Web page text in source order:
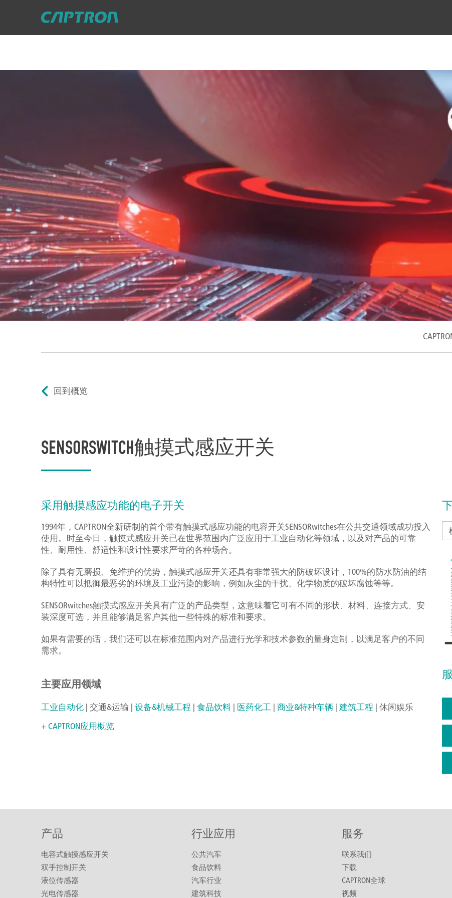
回到概览
SENSORSWITCH触摸式感应开关
采用触摸感应功能的电子开关
1994年，CAPTRON全新研制的首个带有触摸式感应功能的电容开关SENSORwitches在公共交通领域成功投入
使用。时至今日，触摸式感应开关已在世界范围内广泛应用于工业自动化等领域，以及对产品的可靠
性、耐用性、舒适性和设计性要求严苛的各种场合。
除了具有无磨损、免维护的优势，触摸式感应开关还具有非常强大的防破坏设计，100%的防水防油的结
构特性可以抵御最恶劣的环境及工业污染的影响，例如灰尘的干扰、化学物质的破坏腐蚀等等。
SENSORwitches触摸式感应开关具有广泛的产品类型，这意味着它可有不同的形状、材料、连接方式、安
装深度可选，并且能够满足客户其他一些特殊的标准和要求。
如果有需要的话，我们还可以在标准范围内对产品进行光学和技术参数的量身定制，以满足客户的不同
需求。
主要应用领域
工业自动化 | 交通&运输 | 设备&机械工程 | 食品饮料 | 医药化工 | 商业&特种车辆 | 建筑工程 | 休闲娱乐
+CAPTRON应用概览
产品
电容式触摸感应开关
双手控制开关
液位传感器
光电传感器
行业应用
公共汽车
食品饮料
汽车行业
建筑科技
服务
联系我们
下载
CAPTRON全球
视频